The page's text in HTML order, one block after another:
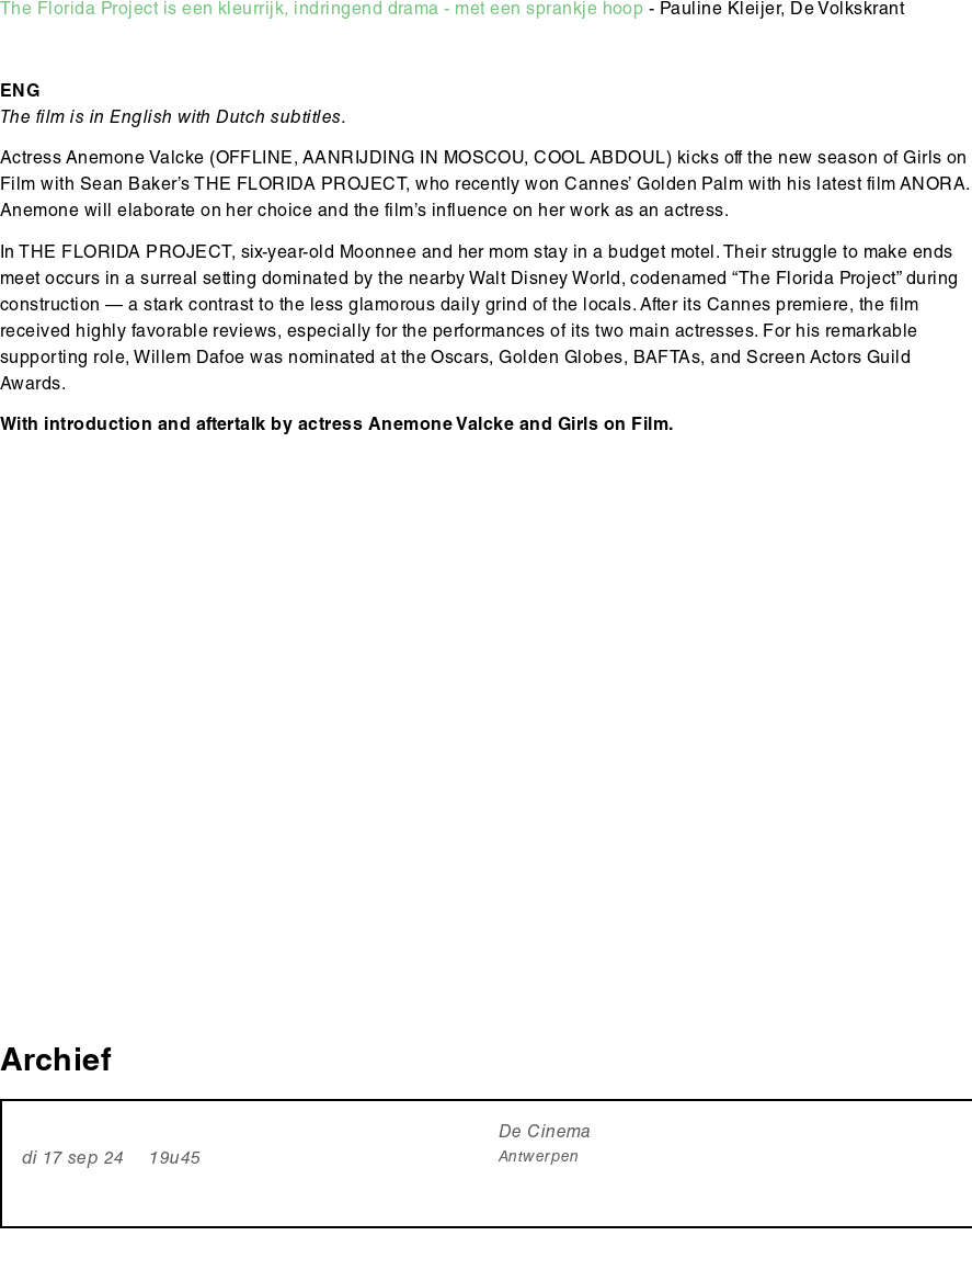
The Florida Project is een kleurrijk, indringend drama - met een sprankje hoop - Pauline Kleijer, De Volkskrant
ENG
The film is in English with Dutch subtitles.
Actress Anemone Valcke (OFFLINE, AANRIJDING IN MOSCOU, COOL ABDOUL) kicks off the new season of Girls on
Film with Sean Baker’s THE FLORIDA PROJECT, who recently won Cannes’ Golden Palm with his latest film ANORA.
Anemone will elaborate on her choice and the film’s influence on her work as an actress.
In THE FLORIDA PROJECT, six-year-old Moonnee and her mom stay in a budget motel. Their struggle to make ends
meet occurs in a surreal setting dominated by the nearby Walt Disney World, codenamed “The Florida Project” during
construction — a stark contrast to the less glamorous daily grind of the locals. After its Cannes premiere, the film
received highly favorable reviews, especially for the performances of its two main actresses. For his remarkable
supporting role, Willem Dafoe was nominated at the Oscars, Golden Globes, BAFTAs, and Screen Actors Guild
Awards.
With introduction and aftertalk by actress Anemone Valcke and Girls on Film.
Archief
di 17 sep 24 19u45
De Cinema
Antwerpen